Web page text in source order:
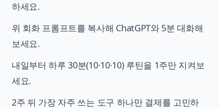
하세요.
위 회화 프롬프트를 복사해 ChatGPT와 5분 대화해
보세요.
내일부터 하루 30분(10·10·10) 루틴을 1주만 지켜보
세요.
2주 뒤 가장 자주 쓰는 도구 하나만 결제를 고민하